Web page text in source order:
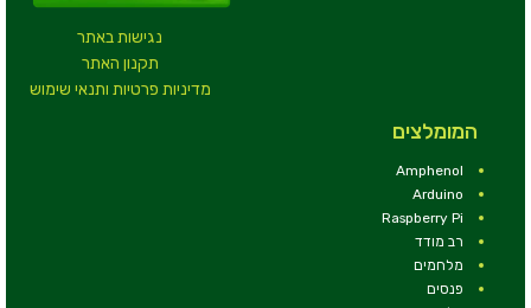
נגישות באתר
תקנון האתר
מדיניות פרטיות ותנאי שימוש
המומלצים
Amphenol
Arduino
Raspberry Pi
רב מודד
מלחמים
פנסים